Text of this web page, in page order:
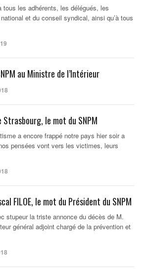
tous les adhérents, les délégués, les
et du conseil syndical, ainsi qu’à tous
au Ministre de l’Intérieur
Strasbourg, le mot du SNPM
a encore frappé notre pays hier soir a
pensées vont vers les victimes, leurs
FILOE, le mot du Président du SNPM
stupeur la triste annonce du décès de M.
général adjoint chargé de la prévention et